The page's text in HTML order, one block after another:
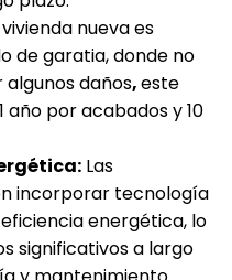
vivienda nueva es
de garatia, donde no
daños,este
por acabados y 10
Las
incorporar tecnología
energética, lo
significativos a largo